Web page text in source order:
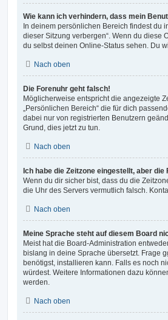
Wie kann ich verhindern, dass mein
In deinem persönlichen Bereich findest du
dieser Sitzung verbergen“. Wenn du diese
du selbst deinen Online-Status sehen. Du
Nach oben
Die Forenuhr geht falsch!
Möglicherweise entspricht die angezeigte
„Persönlichen Bereich“ die für dich
dabei nur von registrierten Benutzern
Grund, dies jetzt zu tun.
Nach oben
Ich habe die Zeitzone eingestellt, aber
Wenn du dir sicher bist, dass du die
die Uhr des Servers vermutlich falsch.
Nach oben
Meine Sprache steht auf diesem Board
Meist hat die Board-Administration
bislang in deine Sprache übersetzt. Frage
benötigst, installieren kann. Falls es noch
würdest. Weitere Informationen dazu
werden.
Nach oben